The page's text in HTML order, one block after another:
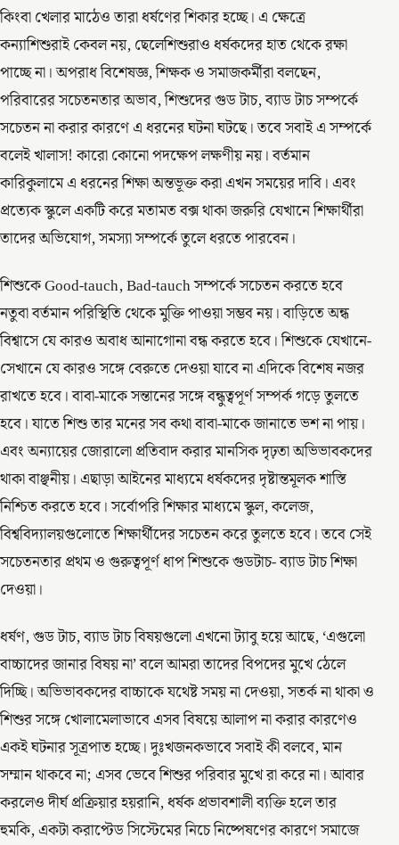
কিংবা খেলার মাঠেও তারা ধর্ষণের শিকার হচ্ছে। এ ক্ষেত্রে
কন্যাশিশুরাই কেবল নয়, ছেলেশিশুরাও ধর্ষকদের হাত থেকে রক্ষা
পাচ্ছে না। অপরাধ বিশেষজ্ঞ, শিক্ষক ও সমাজকর্মীরা বলছেন,
পরিবারের সচেতনতার অভাব, শিশুদের গুড টাচ, ব্যাড টাচ সম্পর্কে
সচেতন না করার কারণে এ ধরনের ঘটনা ঘটছে। তবে সবাই এ সম্পর্কে
বলেই খালাস! কারো কোনো পদক্ষেপ লক্ষণীয় নয়। বর্তমান
কারিকুলামে এ ধরনের শিক্ষা অন্তভূক্ত করা এখন সময়ের দাবি। এবং
প্রত্যেক স্কুলে একটি করে মতামত বক্স থাকা জরুরি যেখানে শিক্ষার্থীরা
তাদের অভিযোগ, সমস্যা সম্পর্কে তুলে ধরতে পারবেন।
শিশুকে Good-tauch, Bad-tauch সম্পর্কে সচেতন করতে হবে
নতুবা বর্তমান পরিস্থিতি থেকে মুক্তি পাওয়া সম্ভব নয়। বাড়িতে অন্ধ
বিশ্বাসে যে কারও অবাধ আনাগোনা বন্ধ করতে হবে। শিশুকে যেখানে-
সেখানে যে কারও সঙ্গে বেরুতে দেওয়া যাবে না এদিকে বিশেষ নজর
রাখতে হবে। বাবা-মাকে সন্তানের সঙ্গে বন্ধুত্বপূর্ণ সম্পর্ক গড়ে তুলতে
হবে। যাতে শিশু তার মনের সব কথা বাবা-মাকে জানাতে ভশ না পায়।
এবং অন্যায়ের জোরালো প্রতিবাদ করার মানসিক দৃঢ়তা অভিভাবকদের
থাকা বাঞ্ছনীয়। এছাড়া আইনের মাধ্যমে ধর্ষকদের দৃষ্টান্তমূলক শাস্তি
নিশ্চিত করতে হবে। সর্বোপরি শিক্ষার মাধ্যমে স্কুল, কলেজ,
বিশ্ববিদ্যালয়গুলোতে শিক্ষার্থীদের সচেতন করে তুলতে হবে। তবে সেই
সচেতনতার প্রথম ও গুরুত্বপূর্ণ ধাপ শিশুকে গুডটাচ- ব্যাড টাচ শিক্ষা
দেওয়া।
ধর্ষণ, গুড টাচ, ব্যাড টাচ বিষয়গুলো এখনো ট্যাবু হয়ে আছে, ‘এগুলো
বাচ্চাদের জানার বিষয় না’ বলে আমরা তাদের বিপদের মুখে ঠেলে
দিচ্ছি। অভিভাবকদের বাচ্চাকে যথেষ্ট সময় না দেওয়া, সতর্ক না থাকা ও
শিশুর সঙ্গে খোলামেলাভাবে এসব বিষয়ে আলাপ না করার কারণেও
একই ঘটনার সূত্রপাত হচ্ছে। দুঃখজনকভাবে সবাই কী বলবে, মান
সম্মান থাকবে না; এসব ভেবে শিশুর পরিবার মুখে রা করে না। আবার
করলেও দীর্ঘ প্রক্রিয়ার হয়রানি, ধর্ষক প্রভাবশালী ব্যক্তি হলে তার
হুমকি, একটা করাপ্টেড সিস্টেমের নিচে নিষ্পেষণের কারণে সমাজে